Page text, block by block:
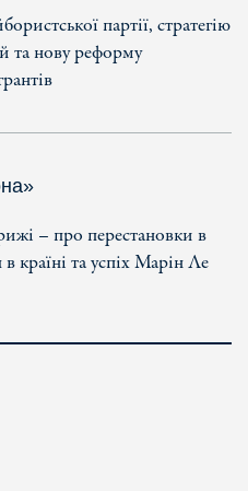
партії, стратегію
та нову реформу
– про перестановки в
країні та успіх Марін Ле